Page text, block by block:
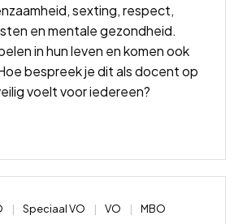
sexting, respect,
en mentale gezondheid.
in hun leven en komen ook
bespreek je dit als docent op
voelt voor iedereen?
Speciaal VO VO MBO